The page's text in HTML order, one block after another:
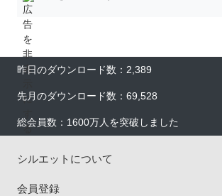
昨日のダウンロード数：2,389
先月のダウンロード数：69,528
総会員数：1600万人を突破しました
シルエットについて
会員登録